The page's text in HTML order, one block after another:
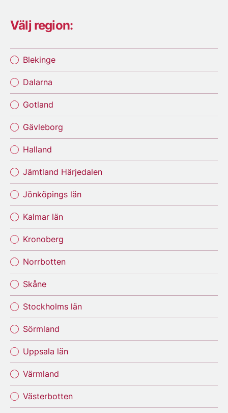
Välj region:
Blekinge
Dalarna
Gotland
Gävleborg
Halland
Jämtland Härjedalen
Jönköpings län
Kalmar län
Kronoberg
Norrbotten
Skåne
Stockholms län
Sörmland
Uppsala län
Värmland
Västerbotten